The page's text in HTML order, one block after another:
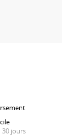
jours